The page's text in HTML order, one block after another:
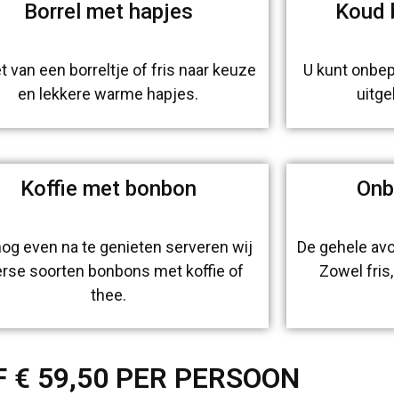
Borrel met hapjes
van een borreltje of fris naar keuze
en lekkere warme hapjes.
Koud
U kunt
Koffie met bonbon
even na te genieten serveren wij
soorten bonbons met koffie of
thee.
De gehele
Zowel
€ 59,50 PER PERSOON